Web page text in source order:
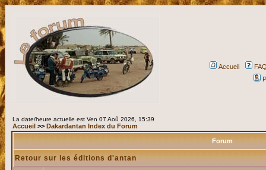
Accueil
La date/heure actuelle est Ven 07 Aoû 2026, 15:39
Accueil >> Dakardantan Index du Forum
Forum
Retour sur les éditions d'antan